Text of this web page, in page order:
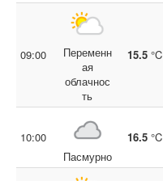
09:00
Переменн
ая
облачнос
ть
15.5 °C
10:00
Пасмурно
16.5 °C